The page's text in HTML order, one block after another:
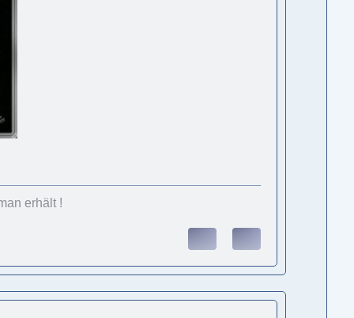
erhält !